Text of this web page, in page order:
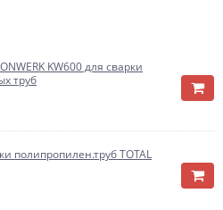
KW600 для сварки
труб
полипропилен.труб TOTAL